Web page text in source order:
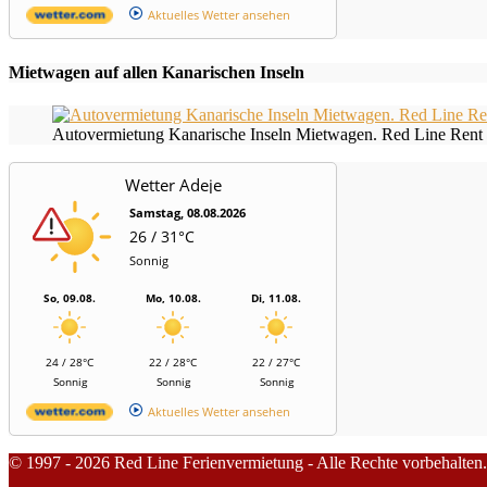
Aktuelles Wetter ansehen
Mietwagen auf allen Kanarischen Inseln
Autovermietung Kanarische Inseln Mietwagen. Red Line Rent
Wetter Adeje
Samstag, 08.08.2026
26 / 31°C
Sonnig
So, 09.08.
24 / 28°C
Sonnig
Mo, 10.08.
22 / 28°C
Sonnig
Di, 11.08.
22 / 27°C
Sonnig
Aktuelles Wetter ansehen
© 1997 - 2026 Red Line Ferienvermietung - Alle Rechte vorbehalten.